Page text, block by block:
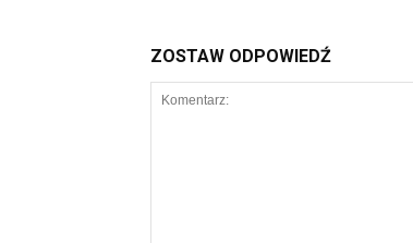
ZOSTAW ODPOWIEDŹ